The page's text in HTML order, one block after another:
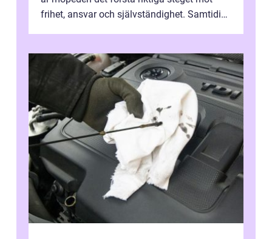
frihet, ansvar och självständighet. Samtidigt